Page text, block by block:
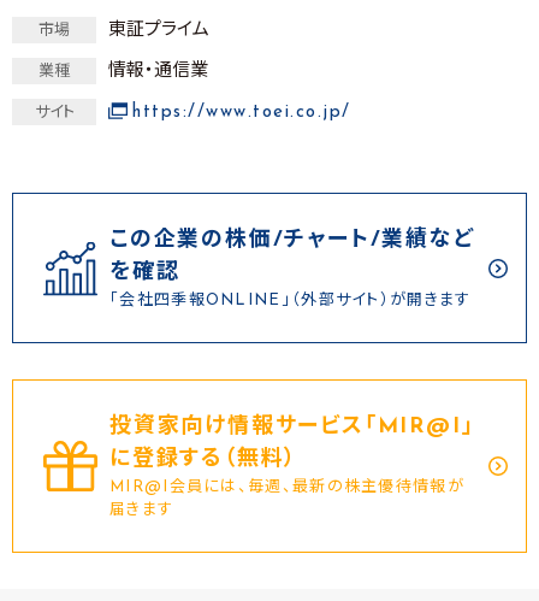
市場 東証プライム
業種 情報・通信業
サイト https://www.toei.co.jp/
この企業の株価/チャート/業績など
を確認
「会社四季報ONLINE」（外部サイト）が開きます
投資家向け情報サービス｢MIR@I｣
に登録する（無料）
MIR@I会員には、毎週、最新の株主優待情報が
届きます